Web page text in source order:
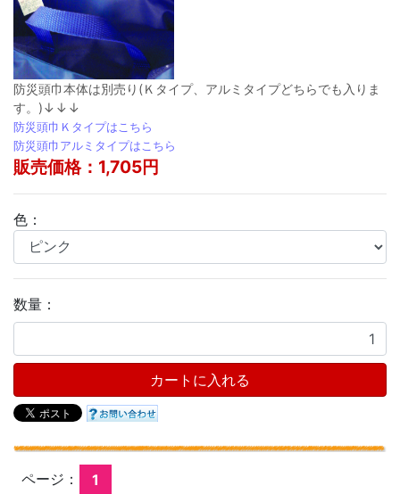
防災頭巾本体は別売り(Ｋタイプ、アルミタイプどちらでも入りま
す。)↓↓↓
防災頭巾Ｋタイプはこちら
防災頭巾アルミタイプはこちら
販売価格：1,705円
色：
数量：
カートに入れる
ページ：
1